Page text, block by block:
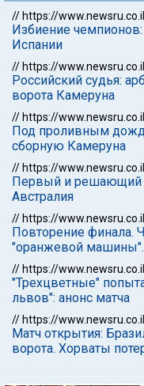
// https://
Избиение
Испании
// https://
Российский судья:
ворота Камеруна
// https://
Под проливным
сборную Камеруна
// https://
Первый и решающий
Австралия
// https://
Повторение финала.
"оранжевой машины".
// https://
"Трехцветные"
львов": анонс матча
// https://
Матч открытия:
ворота. Хорваты